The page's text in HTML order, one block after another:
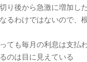
り後から急激に増加した
るわけではないので、
ても毎月の利息は支払
のは目に見えている